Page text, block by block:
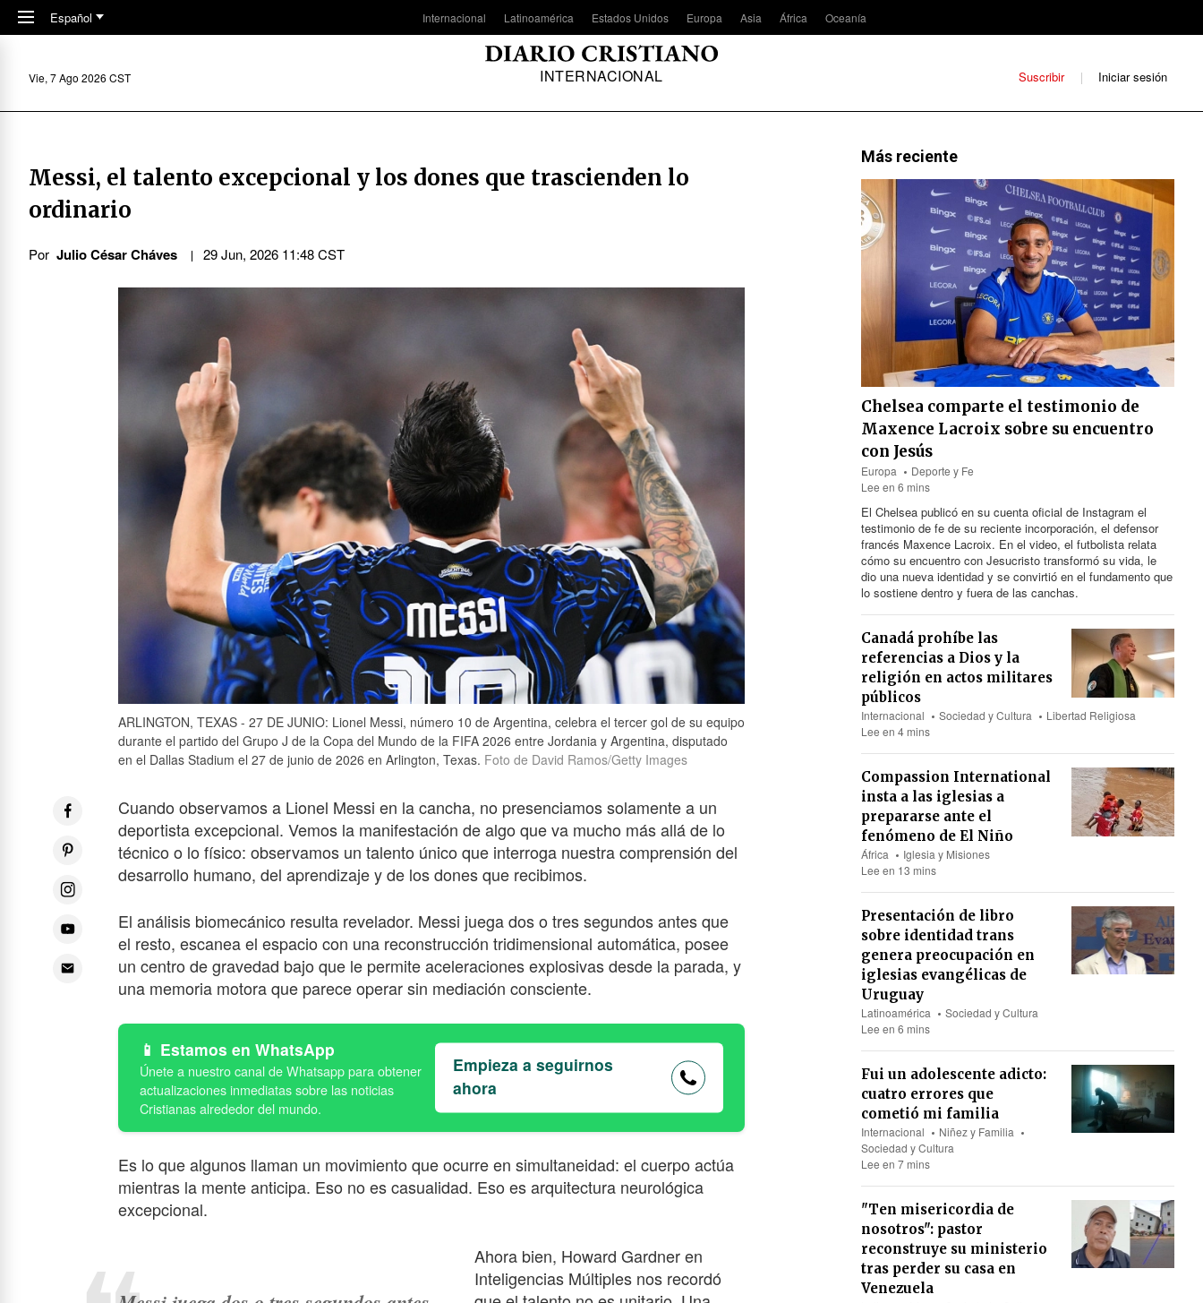
Skip to main content
Español Internacional Latinoamérica Estados Unidos Europa Asia África Oceanía
INTERNACIONAL
Vie, 7 Ago 2026 CST Suscribir Iniciar sesión
Messi, el talento excepcional y los dones que trascienden lo
ordinario
Por Julio César Cháves 29 Jun, 2026 11:48 CST
ARLINGTON, TEXAS - 27 DE JUNIO: Lionel Messi, número 10 de Argentina, celebra el tercer gol de su equipo
durante el partido del Grupo J de la Copa del Mundo de la FIFA 2026 entre Jordania y Argentina, disputado
en el Dallas Stadium el 27 de junio de 2026 en Arlington, Texas. Foto de David Ramos/Getty Images
Cuando observamos a Lionel Messi en la cancha, no presenciamos solamente a un
deportista excepcional. Vemos la manifestación de algo que va mucho más allá de lo
técnico o lo físico: observamos un talento único que interroga nuestra comprensión del
desarrollo humano, del aprendizaje y de los dones que recibimos.
El análisis biomecánico resulta revelador. Messi juega dos o tres segundos antes que
el resto, escanea el espacio con una reconstrucción tridimensional automática, posee
un centro de gravedad bajo que le permite aceleraciones explosivas desde la parada, y
una memoria motora que parece operar sin mediación consciente.
Estamos en WhatsApp
Empieza a seguirnos
ahora
Es lo que algunos llaman un movimiento que ocurre en simultaneidad: el cuerpo actúa
mientras la mente anticipa. Eso no es casualidad. Eso es arquitectura neurológica
excepcional.
Ahora bien, Howard Gardner en
Inteligencias Múltiples nos recordó
Más reciente
Chelsea comparte el testimonio de
Maxence Lacroix sobre su encuentro
con Jesús
Europa
Deporte y Fe
Lee en 6 mins
El Chelsea publicó en su cuenta oficial de Instagram el
testimonio de fe de su reciente incorporación, el defensor
francés Maxence Lacroix. En el video, el futbolista relata
cómo su encuentro con Jesucristo transformó su vida, le
dio una nueva identidad y se convirtió en el fundamento que
lo sostiene dentro y fuera de las canchas.
Canadá prohíbe las
referencias a Dios y la
religión en actos militares
públicos
Internacional Sociedad y Cultura
Libertad Religiosa
Lee en 4 mins
Compassion International
insta a las iglesias a
prepararse ante el
fenómeno de El Niño
África
Iglesia y Misiones
Lee en 13 mins
Presentación de libro
sobre identidad trans
genera preocupación en
iglesias evangélicas de
Uruguay
Latinoamérica
Sociedad y Cultura
Lee en 6 mins
Fui un adolescente adicto:
cuatro errores que
cometió mi familia
Internacional
Niñez y Familia
Sociedad y Cultura
Lee en 7 mins
"Ten misericordia de
nosotros": pastor
reconstruye su ministerio
tras perder su casa en
Venezuela